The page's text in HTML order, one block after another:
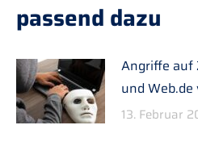
passend dazu
Angriffe auf
und
13. Februar